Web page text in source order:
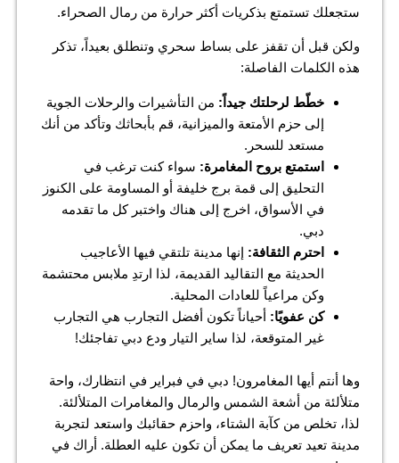
ستجعلك تستمتع بذكريات أكثر حرارة من رمال الصحراء.
ولكن قبل أن تقفز على بساط سحري وتنطلق بعيداً، تذكر
هذه الكلمات الفاصلة:
خطّط لرحلتك جيداً: من التأشيرات والرحلات الجوية
إلى حزم الأمتعة والميزانية، قم بأبحاثك وتأكد من أنك
مستعد للسحر.
استمتع بروح المغامرة: سواء كنت ترغب في
التحليق إلى قمة برج خليفة أو المساومة على الكنوز
في الأسواق، اخرج إلى هناك واختبر كل ما تقدمه
دبي.
احترم الثقافة: إنها مدينة تلتقي فيها الأعاجيب
الحديثة مع التقاليد القديمة، لذا ارتدِ ملابس محتشمة
وكن مراعياً للعادات المحلية.
كن عفويًا: أحياناً تكون أفضل التجارب هي التجارب
غير المتوقعة، لذا ساير التيار ودع دبي تفاجئك!
وها أنتم أيها المغامرون! دبي في فبراير في انتظارك، واحة
متلألئة من أشعة الشمس والرمال والمغامرات المتلألئة.
لذا، تخلص من كآبة الشتاء، واحزم حقائبك واستعد لتجربة
مدينة تعيد تعريف ما يمكن أن تكون عليه العطلة. أراك في